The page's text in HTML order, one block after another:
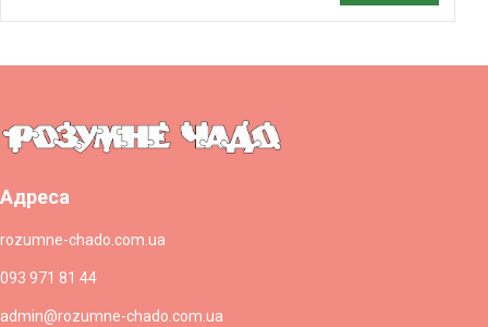
Адреса
rozumne-chado.com.ua
093 971 81 44
admin@rozumne-chado.com.ua